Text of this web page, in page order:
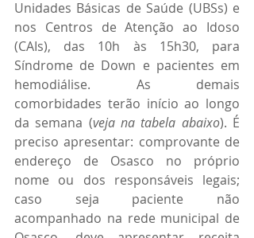
Unidades Básicas de Saúde (UBSs) e
nos Centros de Atenção ao Idoso
(CAIs), das 10h às 15h30, para
Síndrome de Down e pacientes em
hemodiálise. As demais
comorbidades terão início ao longo
da semana (veja na tabela abaixo). É
preciso apresentar: comprovante de
endereço de Osasco no próprio
nome ou dos responsáveis legais;
caso seja paciente não
acompanhado na rede municipal de